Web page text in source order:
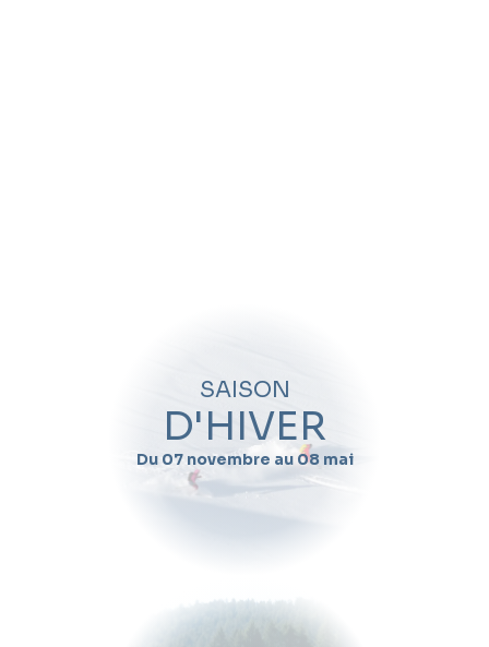
SAISON
D'HIVER
Du 07 novembre au 08 mai